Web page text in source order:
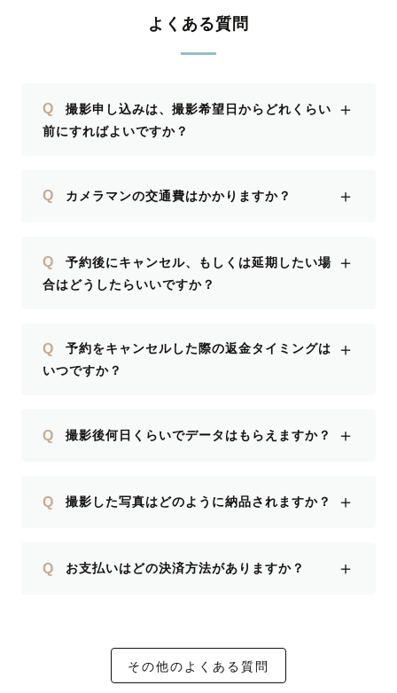
よくある質問
Q
撮影申し込みは、撮影希望日からどれくらい
前にすればよいですか？
＋
Q カメラマンの交通費はかかりますか？ ＋
Q
予約後にキャンセル、もしくは延期したい場
合はどうしたらいいですか？
＋
Q
予約をキャンセルした際の返金タイミングは
いつですか？
＋
Q 撮影後何日くらいでデータはもらえますか？ ＋
Q 撮影した写真はどのように納品されますか？ ＋
Q お支払いはどの決済方法がありますか？ ＋
その他のよくある質問